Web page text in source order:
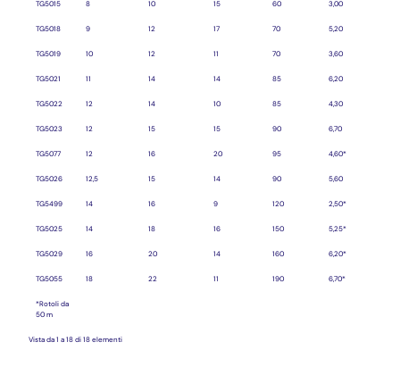
TG5015 8 10 15 60 3,00
TG5018 9 12 17 70 5,20
TG5019 10 12 11 70 3,60
TG5021 11 14 14 85 6,20
TG5022 12 14 10 85 4,30
TG5023 12 15 15 90 6,70
TG5077 12 16 20 95 4,60*
TG5026 12,5 15 14 90 5,60
TG5499 14 16 9 120 2,50*
TG5025 14 18 16 150 5,25*
TG5029 16 20 14 160 6,20*
TG5055 18 22 11 190 6,70*
*Rotoli da
50 m
Vista da 1 a 18 di 18 elementi